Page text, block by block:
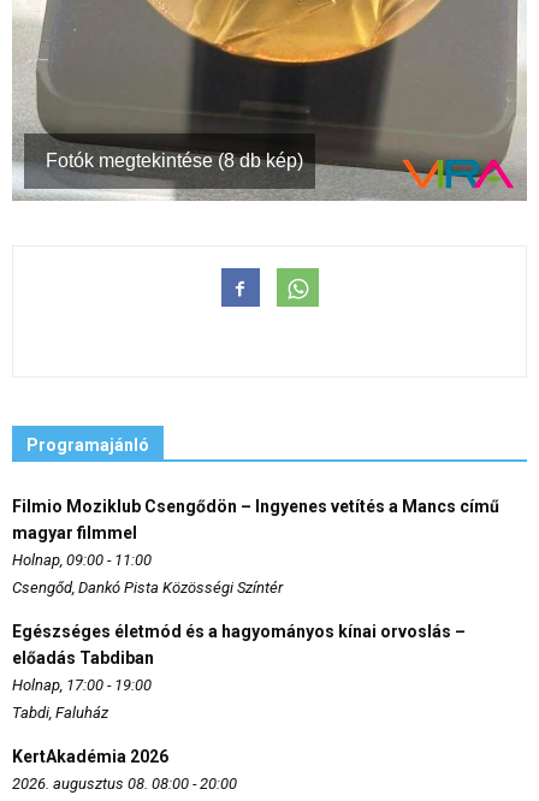
Fotók megtekintése (8 db kép)
Programajánló
Filmio Moziklub Csengődön – Ingyenes vetítés a Mancs című
magyar filmmel
Holnap, 09:00 - 11:00
Csengőd, Dankó Pista Közösségi Színtér
Egészséges életmód és a hagyományos kínai orvoslás –
előadás Tabdiban
Holnap, 17:00 - 19:00
Tabdi, Faluház
KertAkadémia 2026
2026. augusztus 08. 08:00 - 20:00